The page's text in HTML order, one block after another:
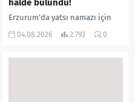
halde bulundu!
Erzurum’da yatsı namazı için
camiye gelen bir vatandaş,
04.08.2026 2.793 0